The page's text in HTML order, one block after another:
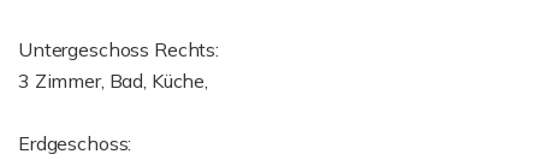
Untergeschoss Rechts:
3 Zimmer, Bad, Küche,
Erdgeschoss: